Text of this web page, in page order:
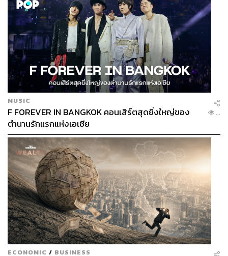
MUSIC
F FOREVER IN BANGKOK คอนเสิร์ตสุดยิ่งใหญ่ของ
ตำนานรักแรกแห่งเอเชีย
...
ECONOMIC / BUSINESS